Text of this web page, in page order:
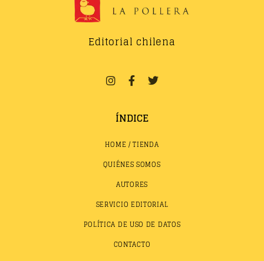
Editorial chilena
ÍNDICE
HOME / TIENDA
QUIÉNES SOMOS
AUTORES
SERVICIO EDITORIAL
POLÍTICA DE USO DE DATOS
CONTACTO